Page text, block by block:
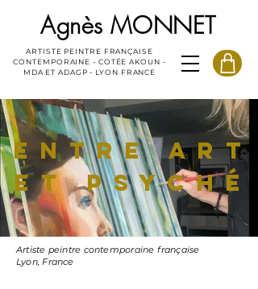
Agnès MONNET
ARTISTE PEINTRE FRANÇAISE
CONTEMPORAINE - COTÉE AKOUN -
MDA ET ADAGP - LYON FRANCE
Entre Art
et psyché
Artiste peintre contemporaine française
Lyon, France